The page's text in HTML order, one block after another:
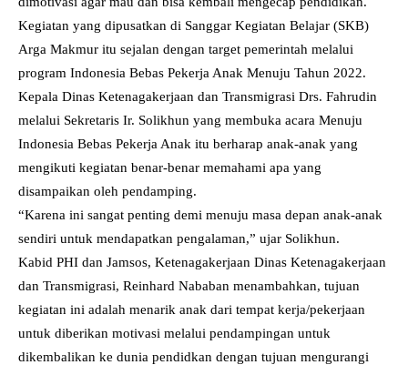
Kegiatan yang dipusatkan di Sanggar Kegiatan Belajar (SKB)
Arga Makmur itu sejalan dengan target pemerintah melalui
program Indonesia Bebas Pekerja Anak Menuju Tahun 2022.
Kepala Dinas Ketenagakerjaan dan Transmigrasi Drs. Fahrudin
melalui Sekretaris Ir. Solikhun yang membuka acara Menuju
Indonesia Bebas Pekerja Anak itu berharap anak-anak yang
mengikuti kegiatan benar-benar memahami apa yang
disampaikan oleh pendamping.
“Karena ini sangat penting demi menuju masa depan anak-anak
sendiri untuk mendapatkan pengalaman,” ujar Solikhun.
Kabid PHI dan Jamsos, Ketenagakerjaan Dinas Ketenagakerjaan
dan Transmigrasi, Reinhard Nababan menambahkan, tujuan
kegiatan ini adalah menarik anak dari tempat kerja/pekerjaan
untuk diberikan motivasi melalui pendampingan untuk
dikembalikan ke dunia pendidkan dengan tujuan mengurangi